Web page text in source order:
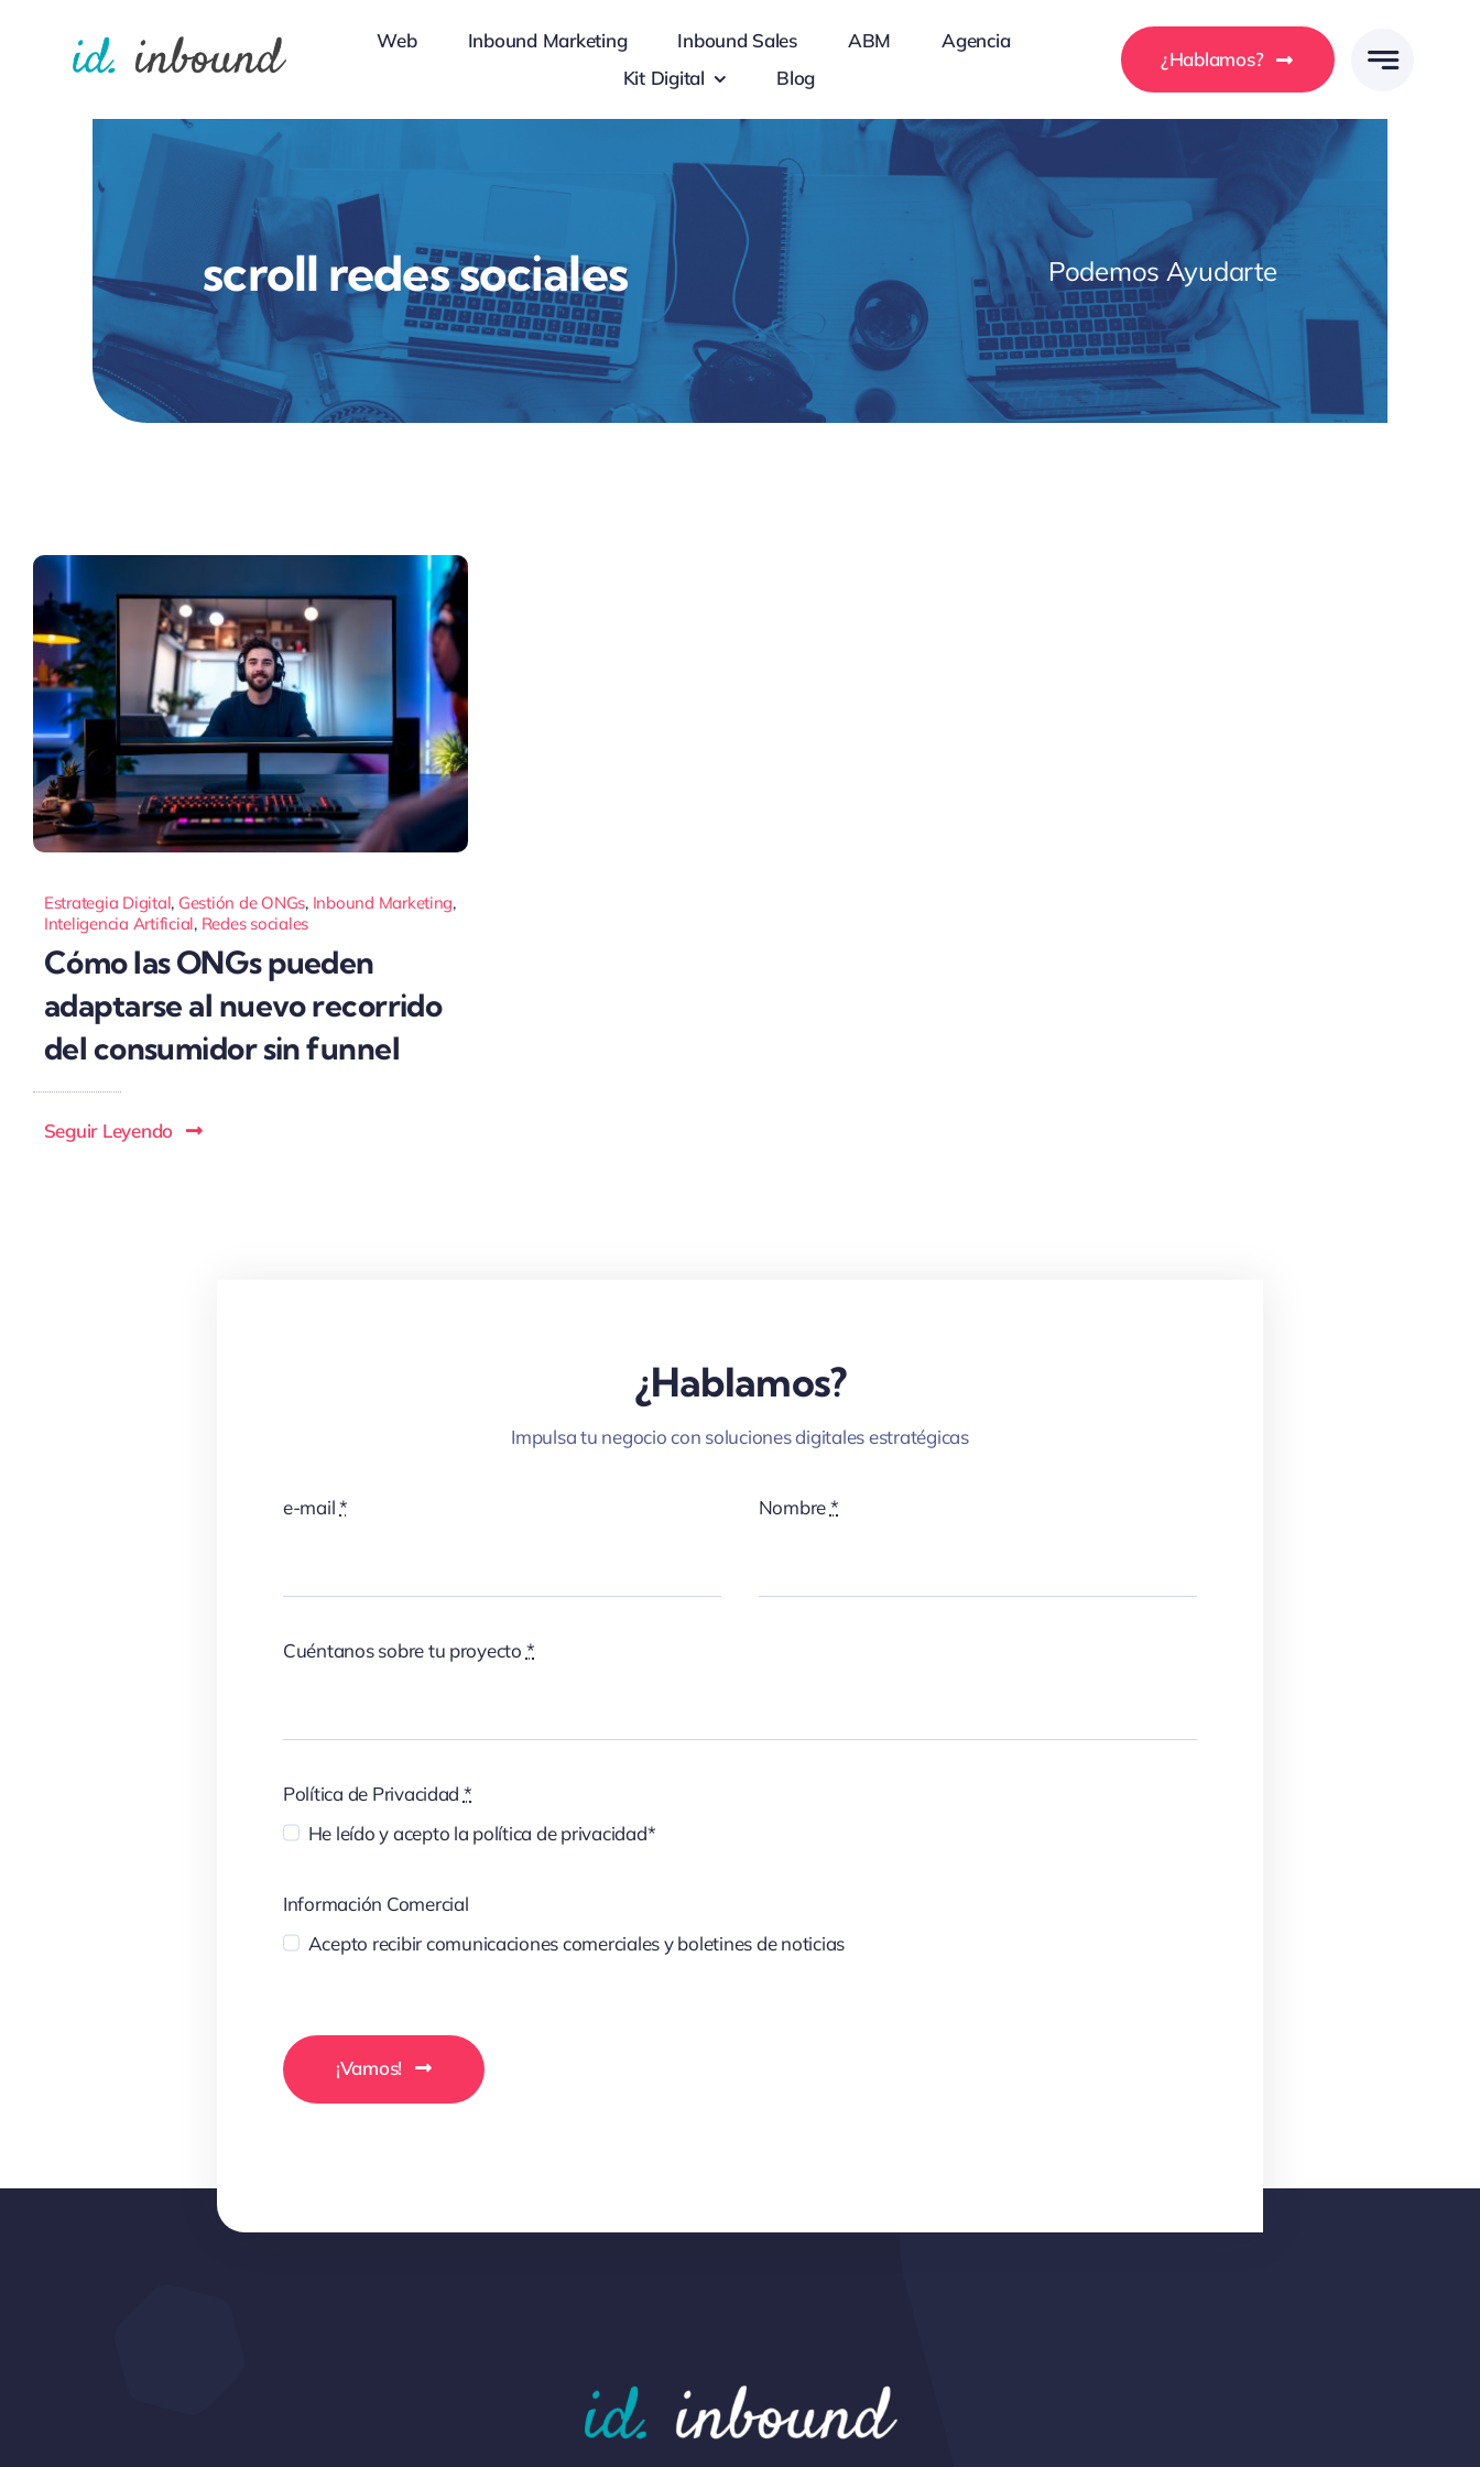
Web Inbound Marketing Inbound Sales ABM
Agencia
Kit Digital
Blog
¿Hablamos?
scroll redes sociales Podemos Ayudarte
Estrategia Digital, Gestión de ONGs, Inbound Marketing,
Inteligencia Artificial, Redes sociales
Cómo las ONGs pueden
adaptarse al nuevo recorrido
del consumidor sin funnel
Seguir Leyendo
¿Hablamos?
Impulsa tu negocio con soluciones digitales estratégicas
e-mail* Nombre*
Cuéntanos sobre tu proyecto *
Política de Privacidad *
He leído y acepto la política de privacidad*
Información Comercial
Acepto recibir comunicaciones comerciales y boletines de noticias
¡Vamos!